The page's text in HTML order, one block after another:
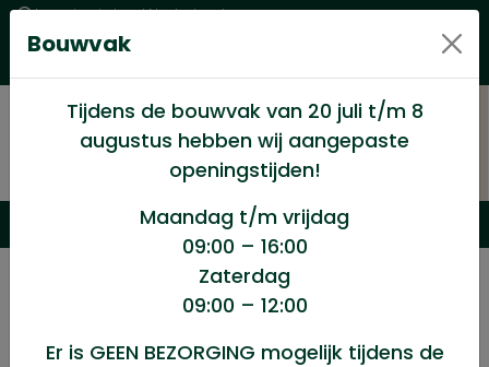
Levering in heel Nederland
Goede kwaliteitsproducten met een eerlijke prijs
Gereedschappen huis en tuin
Handveger cocos 31cm
Bouwvak
Tijdens de bouwvak van 20 juli t/m 8
augustus hebben wij aangepaste
openingstijden!
Maandag t/m vrijdag
09:00 – 16:00
Zaterdag
09:00 – 12:00
Er is GEEN BEZORGING mogelijk tijdens de